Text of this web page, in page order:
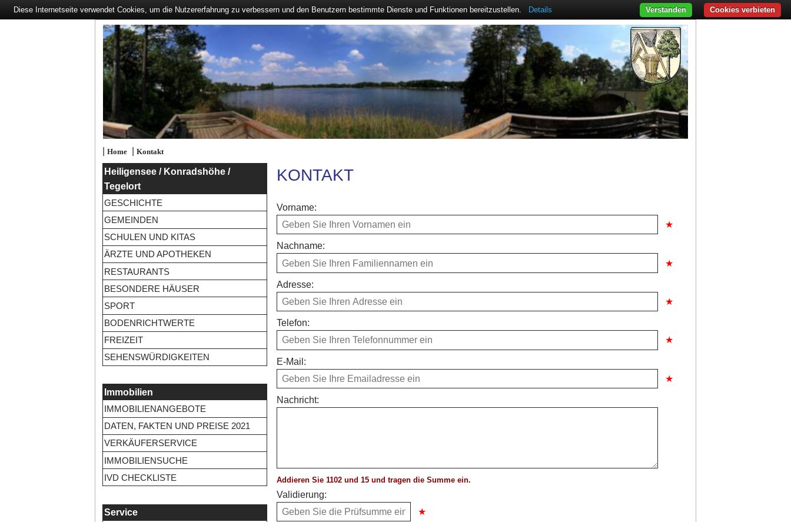
| Home| Kontakt
Heiligensee / Konradshöhe /
Tegelort
GESCHICHTE
GEMEINDEN
SCHULEN UND KITAS
ÄRZTE UND APOTHEKEN
RESTAURANTS
BESONDERE HÄUSER
SPORT
BODENRICHTWERTE
FREIZEIT
SEHENSWÜRDIGKEITEN
Immobilien
IMMOBILIENANGEBOTE
DATEN, FAKTEN UND PREISE 2021
VERKÄUFERSERVICE
IMMOBILIENSUCHE
IVD CHECKLISTE
Service
KONTAKT
Vorname:
Nachname:
Adresse:
Telefon:
E-Mail:
Nachricht:
Addieren Sie 1102 und 15 und tragen die Summe ein.
Validierung:
Diese Internetseite verwendet Cookies, um die Nutzererfahrung zu verbessern und den Benutzern bestimmte Dienste und Funktionen bereitzustellen. Details Cookies verbieten
Verstanden